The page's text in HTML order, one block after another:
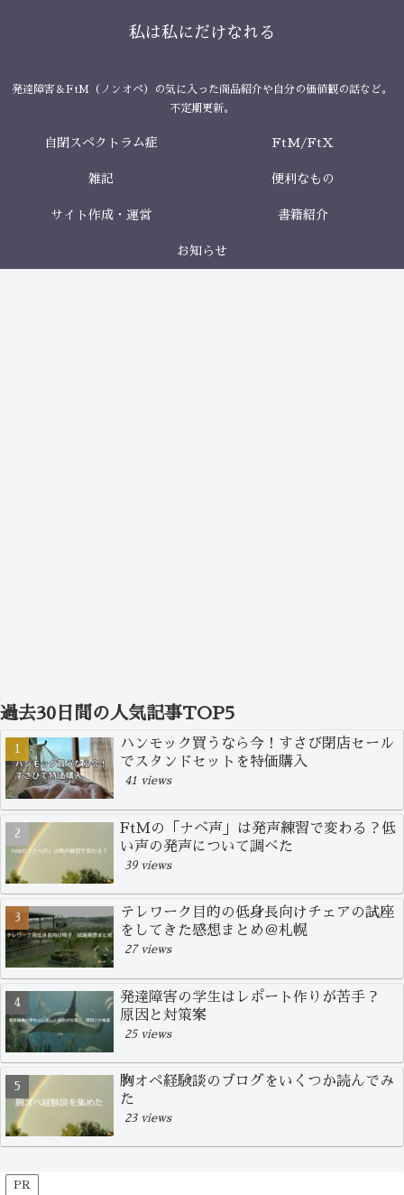
私は私にだけなれる
発達障害＆FtM（ノンオペ）の気に入った商品紹介や自分の価値観の話など。
不定期更新。
自閉スペクトラム症 FtM/FtX
雑記 便利なもの
サイト作成・運営 書籍紹介
お知らせ
過去30日間の人気記事TOP5
ハンモック買うなら今！すさび閉店セール
でスタンドセットを特価購入
41 views
FtMの「ナベ声」は発声練習で変わる？低
い声の発声について調べた
39 views
テレワーク目的の低身長向けチェアの試座
をしてきた感想まとめ＠札幌
27 views
発達障害の学生はレポート作りが苦手？
原因と対策案
25 views
胸オペ経験談のブログをいくつか読んでみ
た
23 views
PR